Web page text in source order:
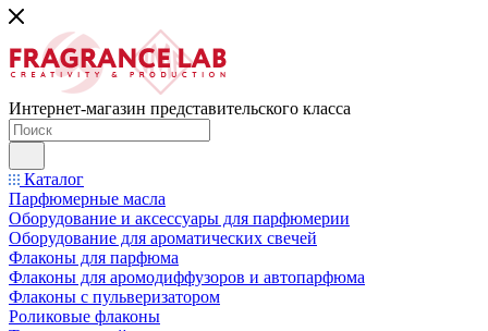
Интернет-магазин представительского класса
Каталог
Парфюмерные масла
Оборудование и аксессуары для парфюмерии
Оборудование для ароматических свечей
Флаконы для парфюма
Флаконы для аромодиффузоров и автопарфюма
Флаконы с пульверизатором
Роликовые флаконы